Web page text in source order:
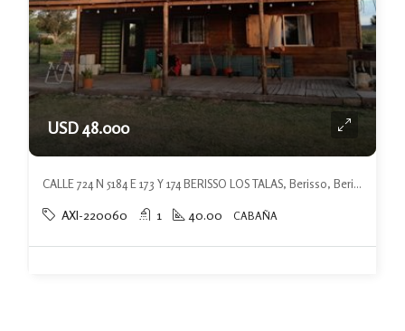
USD 48.000
CALLE 724 N 5184 E 173 Y 174 BERISSO LOS TALAS, Berisso, Berisso
AXI-220060 1 40.00 CABAÑA